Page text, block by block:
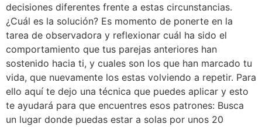
decisiones diferentes frente a estas circunstancias.
¿Cuál es la solución? Es momento de ponerte en la
tarea de observadora y reflexionar cuál ha sido el
comportamiento que tus parejas anteriores han
sostenido hacia ti, y cuales son los que han marcado tu
vida, que nuevamente los estas volviendo a repetir. Para
ello aquí te dejo una técnica que puedes aplicar y esto
te ayudará para que encuentres esos patrones: Busca
un lugar donde puedas estar a solas por unos 20